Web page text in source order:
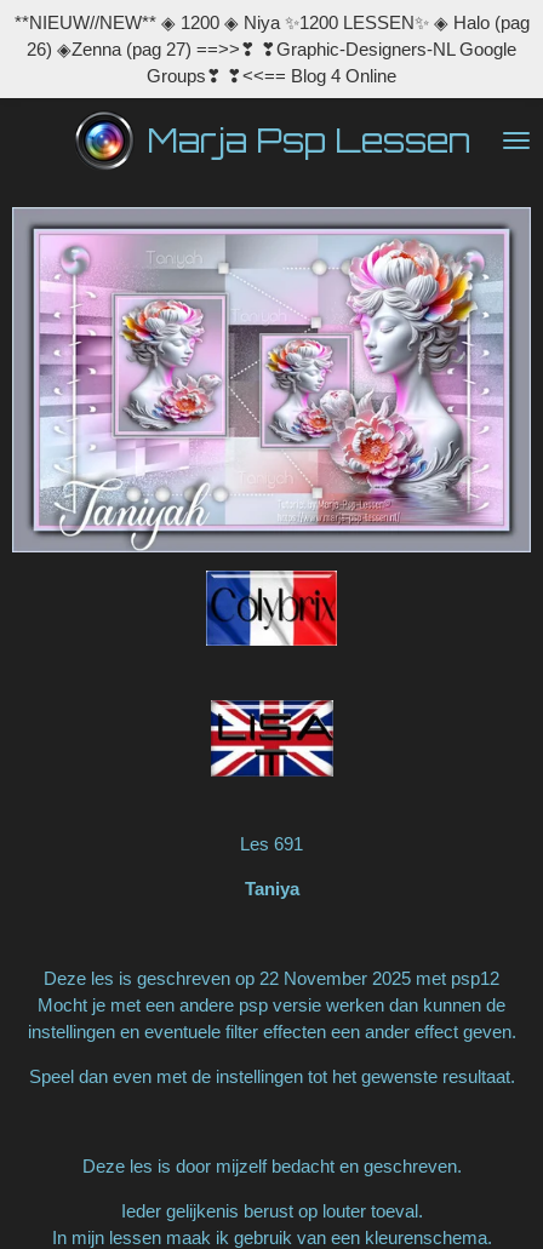
Ga
direct
de
hoofdinhoud
Marja Psp Lessen
**NIEUW//NEW** ◈ 1200 ◈ Niya ✨1200 LESSEN✨ ◈ Halo (pag
26) ◈Zenna (pag 27) ==>>❣ ❣Graphic-Designers-NL Google
Groups❣ ❣<<== Blog 4 Online
Les 691
Taniya
Deze les is geschreven op 22 November 2025 met psp12
Mocht je met een andere psp versie werken dan kunnen de
instellingen en eventuele filter effecten een ander effect geven.
Speel dan even met de instellingen tot het gewenste resultaat.
Deze les is door mijzelf bedacht en geschreven.
Ieder gelijkenis berust op louter toeval.
In mijn lessen maak ik gebruik van een kleurenschema.